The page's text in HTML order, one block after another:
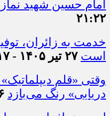
امام حسین شهید
۲۱:۲۲
خدمت به زائران،
است ۲۷ تیر ۱۴۰۵ - ۲۰:۱۷
وقتی «قلم دیپلماتیک»
دریایی» رنگ می‌بازد ۲۶